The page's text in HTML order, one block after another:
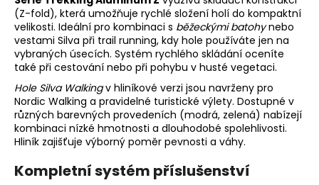
v
ý
p
i
s
u
(Z-fold), která umožňuje rychlé složení holí do kompaktní
velikosti. Ideální pro kombinaci s běžeckými batohynebo
vestami Silva při trail running, kdy hole používáte jen na
vybraných úsecích. Systém rychlého skládání oceníte
také při cestování nebo při pohybu v husté vegetaci.
Hole Silva Walkingv hliníkové verzi jsou navrženy pro
Nordic Walking a pravidelné turistické výlety. Dostupné v
různých barevných provedeních (modrá, zelená) nabízejí
kombinaci nízké hmotnosti a dlouhodobé spolehlivosti.
Hliník zajišťuje výborný poměr pevnosti a váhy.
Kompletní systém příslušenství